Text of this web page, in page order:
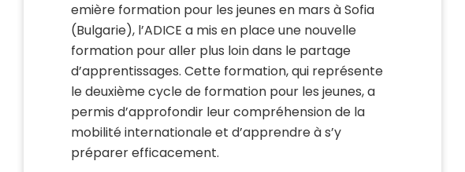
emière formation pour les jeunes en mars à Sofia
(Bulgarie), l’ADICE a mis en place une nouvelle
formation pour aller plus loin dans le partage
d’apprentissages. Cette formation, qui représente
le deuxième cycle de formation pour les jeunes, a
permis d’approfondir leur compréhension de la
mobilité internationale et d’apprendre à s’y
préparer efficacement.